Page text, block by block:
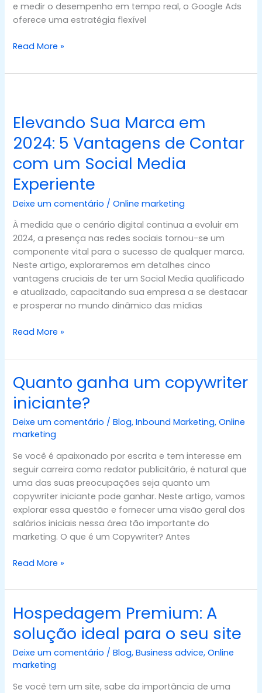
e medir o desempenho em tempo real, o Google Ads
oferece uma estratégia flexível
Read More »
Elevando Sua Marca em
2024: 5 Vantagens de Contar
com um Social Media
Experiente
Deixe um comentário /Online marketing
À medida que o cenário digital continua a evoluir em
2024, a presença nas redes sociais tornou-se um
componente vital para o sucesso de qualquer marca.
Neste artigo, exploraremos em detalhes cinco
vantagens cruciais de ter um Social Media qualificado
e atualizado, capacitando sua empresa a se destacar
e prosperar no mundo dinâmico das mídias
Marca
2024:
5
Vantagens
de
Contar
um
Social
Media
Experiente
Read More »
Quanto ganha um copywriter
iniciante?
Deixe um comentário /Blog,Inbound Marketing,Online
marketing
Se você é apaixonado por escrita e tem interesse em
seguir carreira como redator publicitário, é natural que
uma das suas preocupações seja quanto um
copywriter iniciante pode ganhar. Neste artigo, vamos
explorar essa questão e fornecer uma visão geral dos
salários iniciais nessa área tão importante do
marketing. O que é um Copywriter? Antes
Quanto
ganha
um
copywriter
iniciante?
Read More »
Hospedagem Premium: A
solução ideal para o seu site
Deixe um comentário /Blog,Business advice,Online
marketing
Se você tem um site, sabe da importância de uma
Hospedagem
Premium:
A
solução
ideal
o